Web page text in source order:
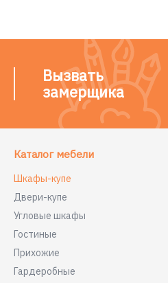
Вызвать
замерщика
Каталог мебели
Шкафы-купе
Двери-купе
Угловые шкафы
Гостиные
Прихожие
Гардеробные